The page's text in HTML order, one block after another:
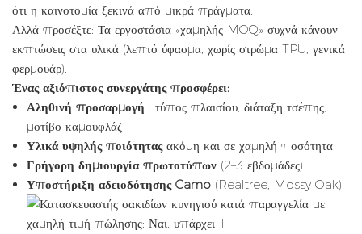
ότι η καινοτομία ξεκινά από μικρά πράγματα.
Αλλά προσέξτε: Τα εργοστάσια «χαμηλής MOQ» συχνά κάνουν
εκπτώσεις στα υλικά (λεπτό ύφασμα, χωρίς στρώμα TPU, γενικά
φερμουάρ).
Ένας αξιόπιστος συνεργάτης προσφέρει:
Αληθινή προσαρμογή : τύπος πλαισίου, διάταξη τσέπης,
μοτίβο καμουφλάζ
Υλικά υψηλής ποιότηταςακόμη και σε χαμηλή ποσότητα
Γρήγορη δημιουργία πρωτοτύπων (2–3 εβδομάδες)
Υποστήριξη αδειοδότησης Camo (Realtree, Mossy Oak)